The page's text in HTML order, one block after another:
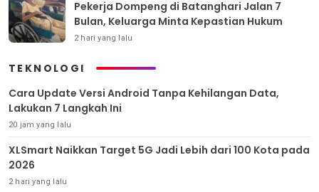
Pekerja Dompeng di Batanghari Jalan 7
Bulan, Keluarga Minta Kepastian Hukum
2 hari yang lalu
TEKNOLOGI
Cara Update Versi Android Tanpa Kehilangan Data,
Lakukan 7 Langkah Ini
20 jam yang lalu
XLSmart Naikkan Target 5G Jadi Lebih dari 100 Kota pada
2026
2 hari yang lalu